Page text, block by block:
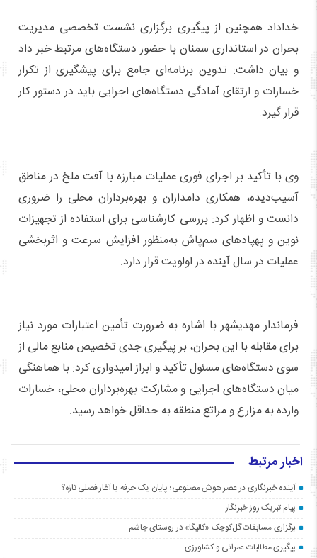
خداداد همچنین از پیگیری برگزاری نشست تخصصی مدیریت
بحران در استانداری سمنان با حضور دستگاه‌های مرتبط خبر داد
و بیان داشت: تدوین برنامه‌ای جامع برای پیشگیری از تکرار
خسارات و ارتقای آمادگی دستگاه‌های اجرایی باید در دستور کار
قرار گیرد.
وی با تأکید بر اجرای فوری عملیات مبارزه با آفت ملخ در مناطق
آسیب‌دیده، همکاری دامداران و بهره‌برداران محلی را ضروری
دانست و اظهار کرد: بررسی کارشناسی برای استفاده از تجهیزات
نوین و پهپادهای سم‌پاش به‌منظور افزایش سرعت و اثربخشی
عملیات در سال آینده در اولویت قرار دارد.
فرماندار مهدیشهر با اشاره به ضرورت تأمین اعتبارات مورد نیاز
برای مقابله با این بحران، بر پیگیری جدی تخصیص منابع مالی از
سوی دستگاه‌های مسئول تأکید و ابراز امیدواری کرد: با هماهنگی
میان دستگاه‌های اجرایی و مشارکت بهره‌برداران محلی، خسارات
وارده به مزارع و مراتع منطقه به حداقل خواهد رسید.
اخبار مرتبط
آینده خبرنگاری در عصر هوش مصنوعی؛ پایان یک حرفه یا آغاز فصلی تازه؟
پیام تبریک روز خبرنگار
برگزاری مسابقات گل‌کوچک «کالیگا» در روستای چاشم
پیگیری مطالبات عمرانی و کشاورزی